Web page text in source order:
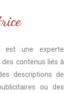
est une experte
contenus liés à
descriptions de
ou des